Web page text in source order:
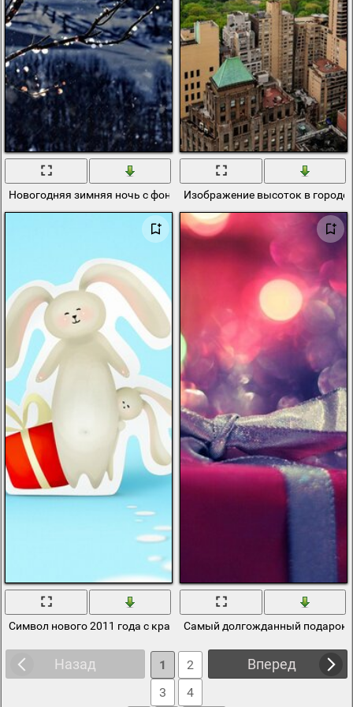
Новогодняя зимняя ночь с фонариками возле домиков и елей
Изображение высоток в
Символ нового 2011 года с красным подаркомСамый долгожданный подарок
Назад Вперед
1
2
3
4